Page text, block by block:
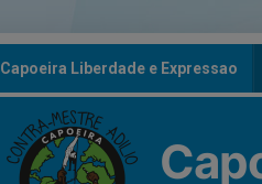
Capoeira Liberdade e Expressao